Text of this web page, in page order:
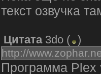
текст озвучка
Цитата 3do ( )
http://
Программа Plex